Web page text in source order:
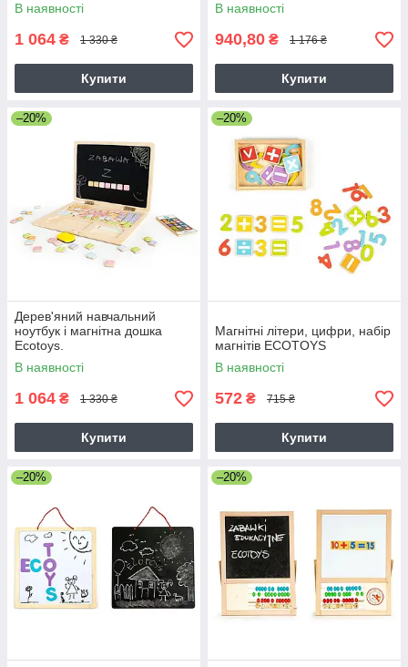
В наявності
1 064 ₴ 1 330 ₴
Купити
В наявності
940,80 ₴ 1 176 ₴
Купити
–20%
Дерев'яний навчальний
ноутбук і магнітна дошка
Ecotoys.
В наявності
1 064 ₴ 1 330 ₴
Купити
–20%
Магнітні літери, цифри, набір
магнітів ECOTOYS
В наявності
572 ₴ 715 ₴
Купити
–20% –20%